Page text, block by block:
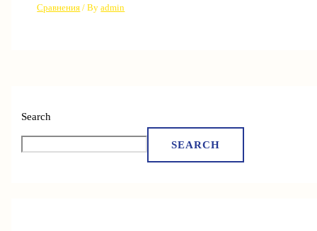
Search
SEARCH
Сравнения / Byadmin